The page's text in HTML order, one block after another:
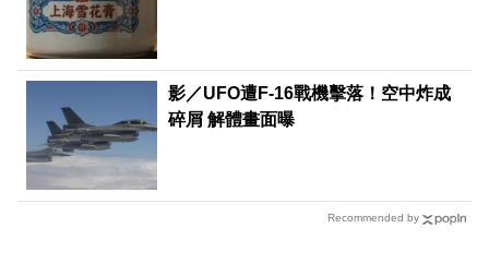
影／UFO遭F-16戰機擊落！空中炸成
碎屑 解體畫面曝
Recommended by